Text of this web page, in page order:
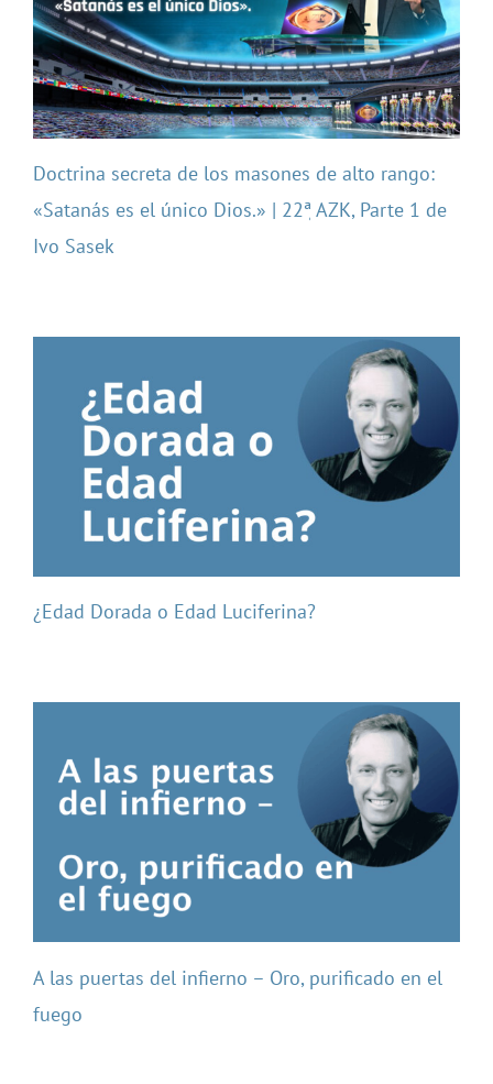
Doctrina secreta de los masones de alto rango:
«Satanás es el único Dios.» | 22ٖª AZK, Parte 1 de
Ivo Sasek
¿Edad Dorada o Edad Luciferina?
A las puertas del infierno – Oro, purificado en el
fuego